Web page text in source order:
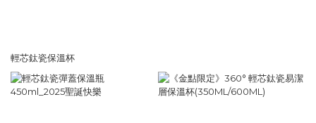
輕芯鈦瓷保溫杯